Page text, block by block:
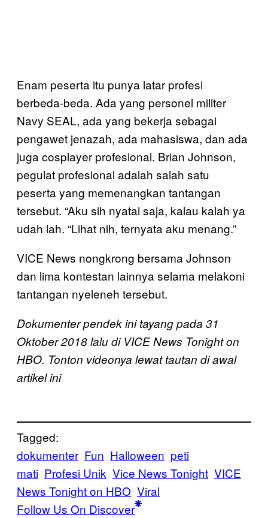
Enam peserta itu punya latar profesi
berbeda-beda. Ada yang personel militer
Navy SEAL, ada yang bekerja sebagai
pengawet jenazah, ada mahasiswa, dan ada
juga cosplayer profesional. Brian Johnson,
pegulat profesional adalah salah satu
peserta yang memenangkan tantangan
tersebut. “Aku sih nyatai saja, kalau kalah ya
udah lah. “Lihat nih, ternyata aku menang.”
VICE News nongkrong bersama Johnson
dan lima kontestan lainnya selama melakoni
tantangan nyeleneh tersebut.
Dokumenter pendek ini tayang pada 31
Oktober 2018 lalu di VICE News Tonight on
HBO. Tonton videonya lewat tautan di awal
artikel ini
Tagged:
dokumenter Fun Halloween peti
mati Profesi Unik Vice News Tonight VICE
News Tonight on HBO Viral
Follow Us On Discover